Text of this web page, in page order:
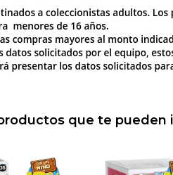
que te pueden